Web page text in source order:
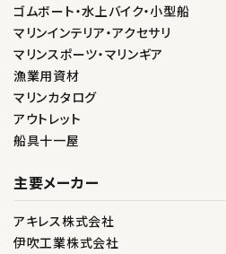
ゴムボート・水上バイク・小型船
マリンインテリア・アクセサリ
マリンスポーツ・マリンギア
漁業用資材
マリンカタログ
アウトレット
船具十一屋
主要メーカー
アキレス株式会社
伊吹工業株式会社